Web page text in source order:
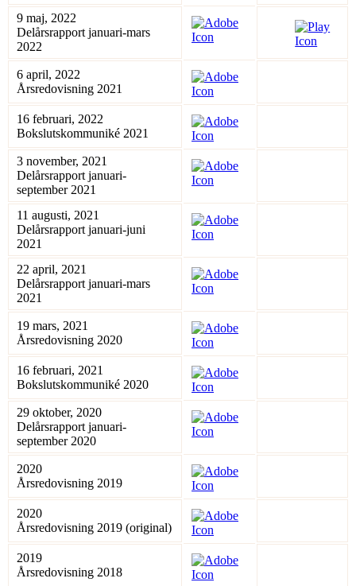
9 maj, 2022
Delårsrapport januari-mars
2022
6 april, 2022
Årsredovisning 2021
16 februari, 2022
Bokslutskommuniké 2021
3 november, 2021
Delårsrapport januari-
september 2021
11 augusti, 2021
Delårsrapport januari-juni
2021
22 april, 2021
Delårsrapport januari-mars
2021
19 mars, 2021
Årsredovisning 2020
16 februari, 2021
Bokslutskommuniké 2020
29 oktober, 2020
Delårsrapport januari-
september 2020
2020
Årsredovisning 2019
2020
Årsredovisning 2019 (original)
2019
Årsredovisning 2018